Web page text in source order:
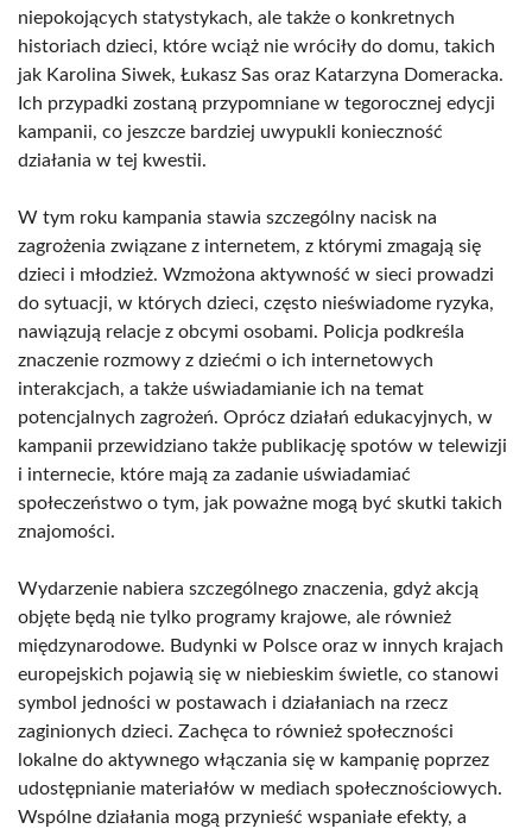
niepokojących statystykach, ale także o konkretnych
historiach dzieci, które wciąż nie wróciły do domu, takich
jak Karolina Siwek, Łukasz Sas oraz Katarzyna Domeracka.
Ich przypadki zostaną przypomniane w tegorocznej edycji
kampanii, co jeszcze bardziej uwypukli konieczność
działania w tej kwestii.
W tym roku kampania stawia szczególny nacisk na
zagrożenia związane z internetem, z którymi zmagają się
dzieci i młodzież. Wzmożona aktywność w sieci prowadzi
do sytuacji, w których dzieci, często nieświadome ryzyka,
nawiązują relacje z obcymi osobami. Policja podkreśla
znaczenie rozmowy z dziećmi o ich internetowych
interakcjach, a także uświadamianie ich na temat
potencjalnych zagrożeń. Oprócz działań edukacyjnych, w
kampanii przewidziano także publikację spotów w telewizji
i internecie, które mają za zadanie uświadamiać
społeczeństwo o tym, jak poważne mogą być skutki takich
znajomości.
Wydarzenie nabiera szczególnego znaczenia, gdyż akcją
objęte będą nie tylko programy krajowe, ale również
międzynarodowe. Budynki w Polsce oraz w innych krajach
europejskich pojawią się w niebieskim świetle, co stanowi
symbol jedności w postawach i działaniach na rzecz
zaginionych dzieci. Zachęca to również społeczności
lokalne do aktywnego włączania się w kampanię poprzez
udostępnianie materiałów w mediach społecznościowych.
Wspólne działania mogą przynieść wspaniałe efekty, a